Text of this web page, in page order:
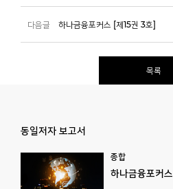
다음글 하나금융포커스 [제15권 3호]
목록
동일저자 보고서
종합
하나금융포커스